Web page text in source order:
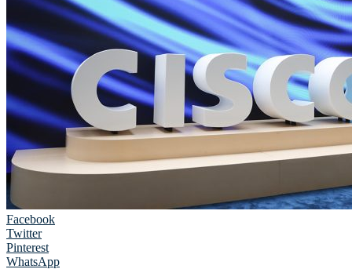
Facebook
Twitter
Pinterest
WhatsApp